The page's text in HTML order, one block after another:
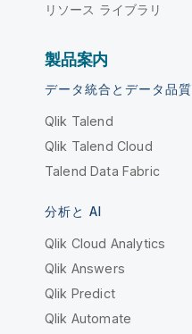
リソース ライブラリ
製品案内
データ統合とデータ品質
Qlik Talend
Qlik Talend Cloud
Talend Data Fabric
分析と AI
Qlik Cloud Analytics
Qlik Answers
Qlik Predict
Qlik Automate